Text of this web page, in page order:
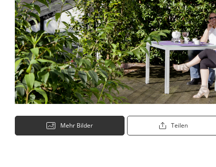
Mehr Bilder Teilen